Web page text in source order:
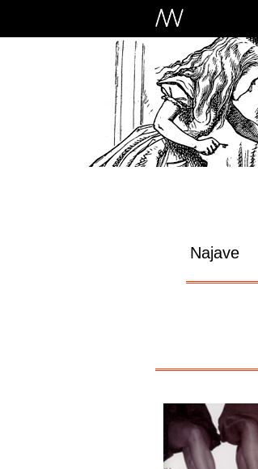
Najave